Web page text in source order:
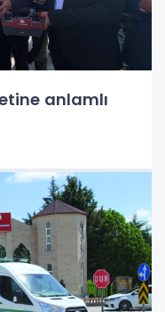
anlamlı